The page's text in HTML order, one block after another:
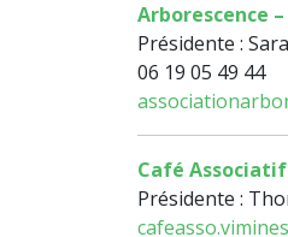
Arborescence –
Présidente :
06 19 05 49 44
Café
Présidente :